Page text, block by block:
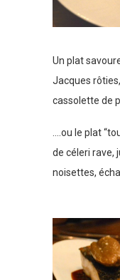
Un plat
Jacques
cassolette de
….ou le plat
de céleri rave,
noisettes,